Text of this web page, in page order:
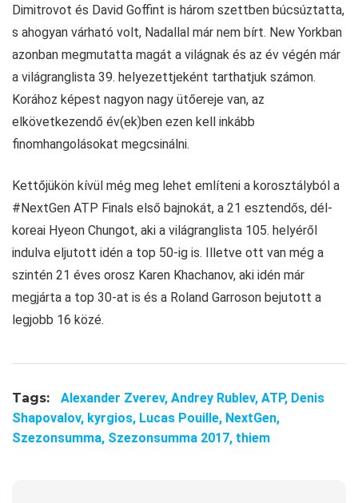
Dimitrovot és David Goffint is három szettben búcsúztatta,
s ahogyan várható volt, Nadallal már nem bírt. New Yorkban
azonban megmutatta magát a világnak és az év végén már
a világranglista 39. helyezettjeként tarthatjuk számon.
Korához képest nagyon nagy ütőereje van, az
elkövetkezendő év(ek)ben ezen kell inkább
finomhangolásokat megcsinálni.
Kettőjükön kívül még meg lehet említeni a korosztályból a
#NextGen ATP Finals első bajnokát, a 21 esztendős, dél-
koreai Hyeon Chungot, aki a világranglista 105. helyéről
indulva eljutott idén a top 50-ig is. Illetve ott van még a
szintén 21 éves orosz Karen Khachanov, aki idén már
megjárta a top 30-at is és a Roland Garroson bejutott a
legjobb 16 közé.
Tags: Alexander Zverev, Andrey Rublev, ATP, Denis
Shapovalov, kyrgios, Lucas Pouille, NextGen,
Szezonsumma, Szezonsumma 2017, thiem